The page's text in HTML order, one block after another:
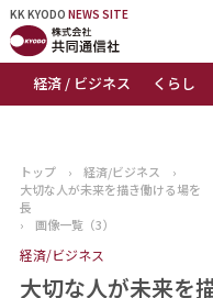
KK KYODO NEWS SITE
経済 / ビジネス くらし
KK KYODONEWS SITE
トップページ
ニュース
おすすめコンテンツ
トップ › 経済/ビジネス
›
大切な人が未来を描き働ける場
長
›
画像一覧（3）
経済/ビジネス
大切な人が未来を